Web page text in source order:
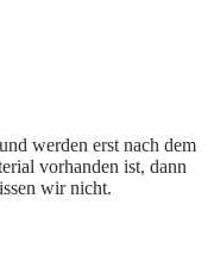
werden erst nach dem
vorhanden ist, dann
wir nicht.